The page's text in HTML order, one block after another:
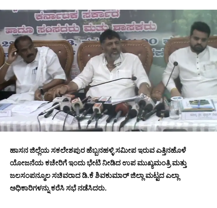
ಹಾಸನ ಜಿಲ್ಲೆಯ ಸಕಲೇಶಪುರ ಹೆಬ್ಬನಹಳ್ಳಿ ಸಮೀಪ ಇರುವ ಎತ್ತಿನಹೊಳೆ
ಯೋಜನೆಯ ಕಚೇರಿಗೆ ಇಂದು ಭೇಟಿ ನೀಡಿದ ಉಪ ಮುಖ್ಯಮಂತ್ರಿ ಮತ್ತು
ಜಲಸಂಪನ್ಮೂಲ ಸಚಿವರಾದ ಡಿ.ಕೆ ಶಿವಕುಮಾರ್ ಜಿಲ್ಲಾ ಮಟ್ಟದ ಎಲ್ಲಾ
ಅಧಿಕಾರಿಗಳನ್ನು ಕರೆಸಿ ಸಭೆ ನಡೆಸಿದರು.